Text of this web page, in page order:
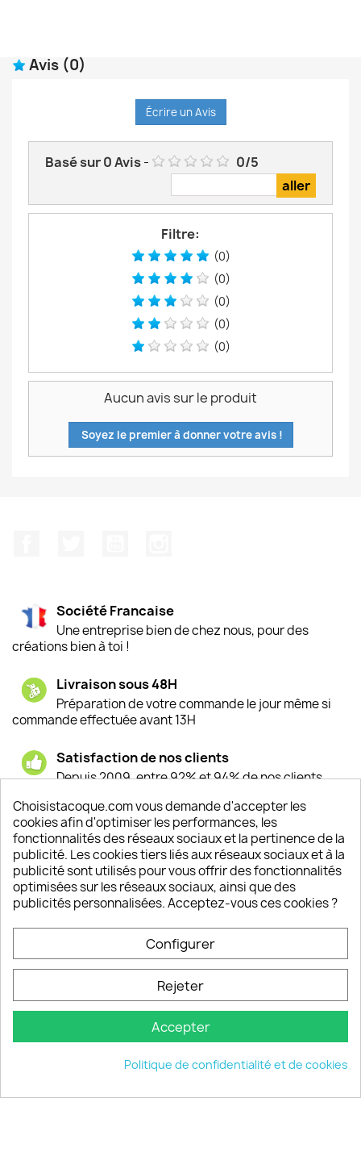
Avis (0)
Écrire un Avis
Basé sur0Avis- 0/5
Filtre:
(0)
(0)
(0)
(0)
(0)
Aucun avis sur le produit
Soyez le premier à donner votre avis !
Société Francaise
Une entreprise bien de chez nous, pour des
créations bien à toi !
Livraison sous 48H
Préparation de votre commande le jour même si
commande effectuée avant 13H
Satisfaction de nos clients
Depuis 2009, entre 92% et 94% de nos clients
Un SAV à votre écoute
Notre SAV est disponible 6/7J de 10h à 18H
INFORMATIONS 
VOTRE COMPTE 
INFORMATIONS keyboard_arrow_down
© 2026 - choisistacoque.com
Choisistacoque.com vous demande d'accepter les
cookies afin d'optimiser les performances, les
fonctionnalités des réseaux sociaux et la pertinence de la
publicité. Les cookies tiers liés aux réseaux sociaux et à la
publicité sont utilisés pour vous offrir des fonctionnalités
optimisées sur les réseaux sociaux, ainsi que des
publicités personnalisées. Acceptez-vous ces cookies ?
Configurer
Rejeter
Accepter
Politique de confidentialité et de cookies